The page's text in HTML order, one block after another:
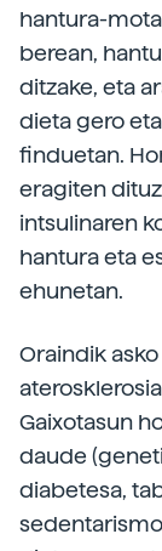
hantura-
berean,
ditzake, eta
dieta gero
finduetan.
eragiten
intsulinaren
hantura eta
ehunetan.
Oraindik
Gaixotasun
daude
diabetesa,